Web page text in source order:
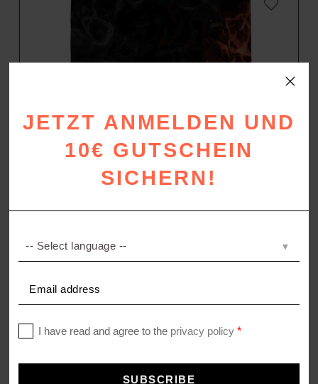
EXTRA KRASS FIRE
1.790,00€
JETZT ANMELDEN UND
10€ GUTSCHEIN
SICHERN!